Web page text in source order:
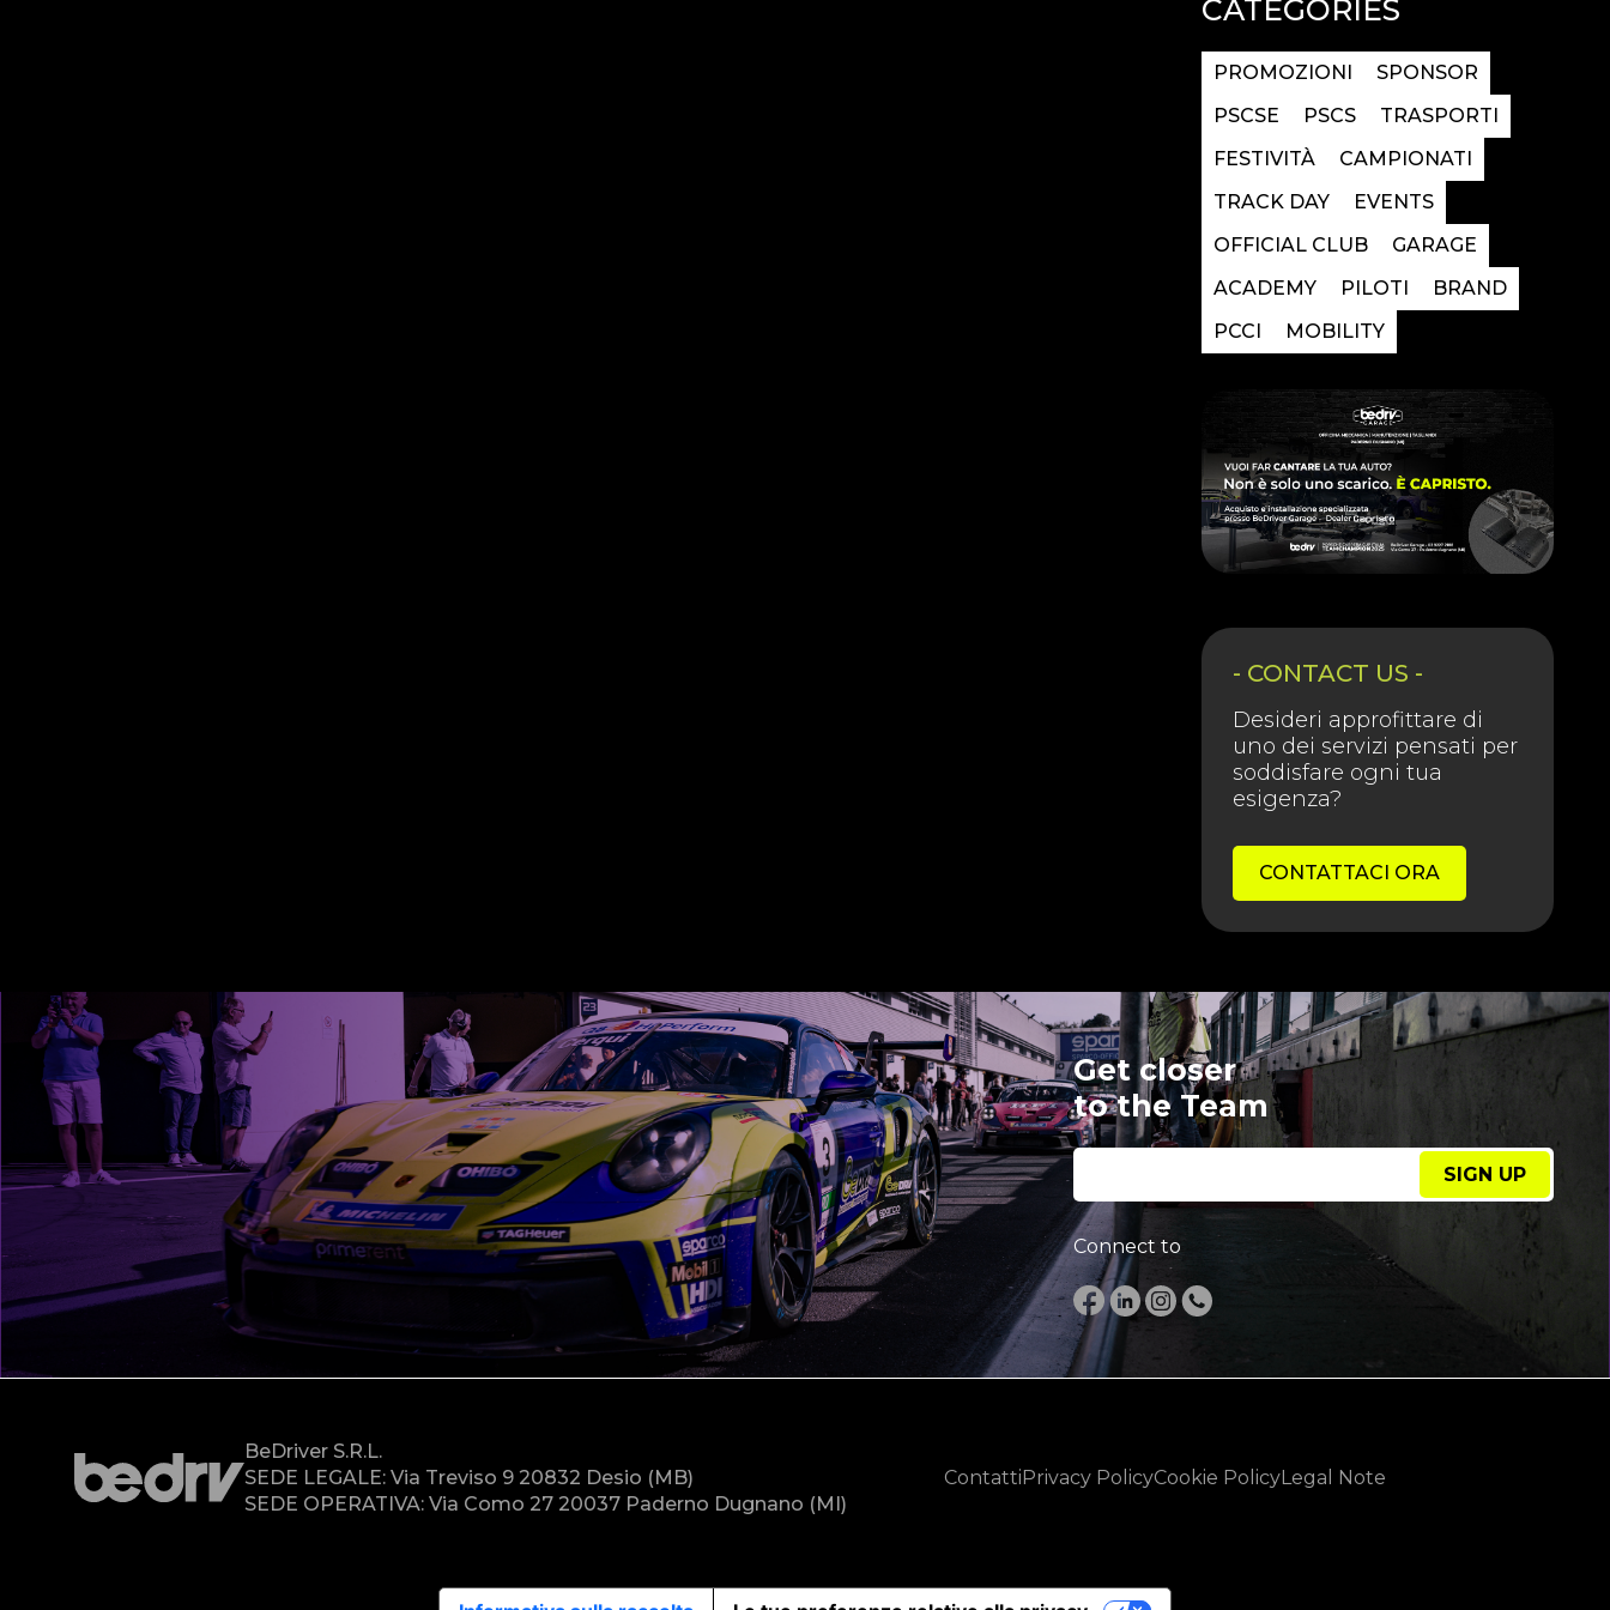
CATEGORIES
PROMOZIONI
SPONSOR
PSCSE
PSCS
TRASPORTI
FESTIVITÀ
CAMPIONATI
TRACK DAY
EVENTS
OFFICIAL CLUB
GARAGE
ACADEMY
PILOTI
BRAND
PCCI
MOBILITY
- CONTACT US -
Desideri approfittare di
uno dei servizi pensati per
soddisfare ogni tua
esigenza?
CONTATTACI ORA
Get closer
to the Team
SIGN UP
Connect to
BeDriver S.r.l.
SEDE LEGALE: Via Treviso 9 20832 Desio (MB)
SEDE OPERATIVA: Via Como 27 20037 Paderno Dugnano (MI)
ContattiPrivacy PolicyCookie PolicyLegal Note